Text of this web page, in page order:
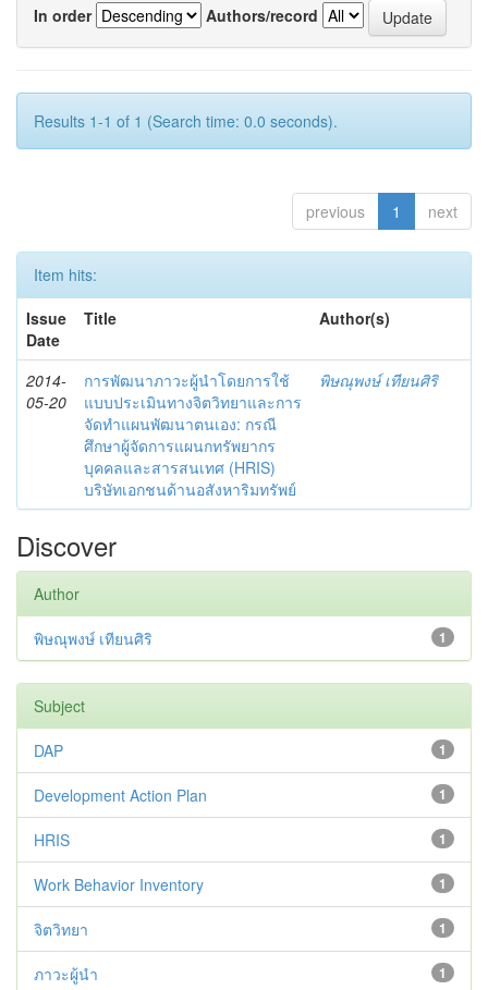
In order
Authors/record
Results 1-1 of 1 (Search time: 0.0 seconds).
previous 1 next
Item hits:
Issue
Date
Title Author(s)
2014-
05-20
การพัฒนาภาวะผู้นำโดยการใช้
แบบประเมินทางจิตวิทยาและการ
จัดทำแผนพัฒนาตนเอง: กรณี
ศึกษาผู้จัดการแผนกทรัพยากร
บุคคลและสารสนเทศ (HRIS)
บริษัทเอกชนด้านอสังหาริมทรัพย์
พิษณุพงษ์ เทียนศิริ
Discover
Author
1
พิษณุพงษ์ เทียนศิริ
Subject
1
DAP
1
Development Action Plan
1
HRIS
1
Work Behavior Inventory
1
จิตวิทยา
1
ภาวะผู้นำ